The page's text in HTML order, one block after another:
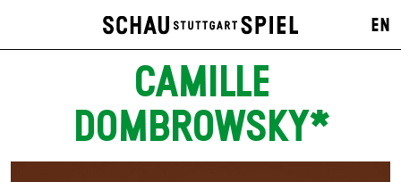
EN
CAMILLE
DOMBROWSKY*